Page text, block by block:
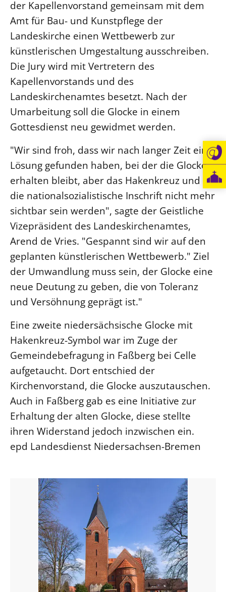
der Kapellenvorstand gemeinsam mit dem
Amt für Bau- und Kunstpflege der
Landeskirche einen Wettbewerb zur
künstlerischen Umgestaltung ausschreiben.
Die Jury wird mit Vertretern des
Kapellenvorstands und des
Landeskirchenamtes besetzt. Nach der
Umarbeitung soll die Glocke in einem
Gottesdienst neu gewidmet werden.
"Wir sind froh, dass wir nach langer Zeit eine
Lösung gefunden haben, bei der die Glocke
erhalten bleibt, aber das Hakenkreuz und
die nationalsozialistische Inschrift nicht mehr
sichtbar sein werden", sagte der Geistliche
Vizepräsident des Landeskirchenamtes,
Arend de Vries. "Gespannt sind wir auf den
geplanten künstlerischen Wettbewerb." Ziel
der Umwandlung muss sein, der Glocke eine
neue Deutung zu geben, die von Toleranz
und Versöhnung geprägt ist."
Eine zweite niedersächsische Glocke mit
Hakenkreuz-Symbol war im Zuge der
Gemeindebefragung in Faßberg bei Celle
aufgetaucht. Dort entschied der
Kirchenvorstand, die Glocke auszutauschen.
Auch in Faßberg gab es eine Initiative zur
Erhaltung der alten Glocke, diese stellte
ihren Widerstand jedoch inzwischen ein.
epd Landesdienst Niedersachsen-Bremen
Öffentlichkeitsarbeit
Personalausschuss
Projektmanagement
Recht
Terminstundenplaner